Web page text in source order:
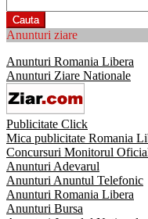
Cauta
Anunturi ziare
Anunturi Romania Libera
Anunturi Ziare Nationale
Publicitate Click
Mica publicitate Romania
Concursuri Monitorul
Anunturi Adevarul
Anunturi Anuntul Telefonic
Anunturi Romania Libera
Anunturi Bursa